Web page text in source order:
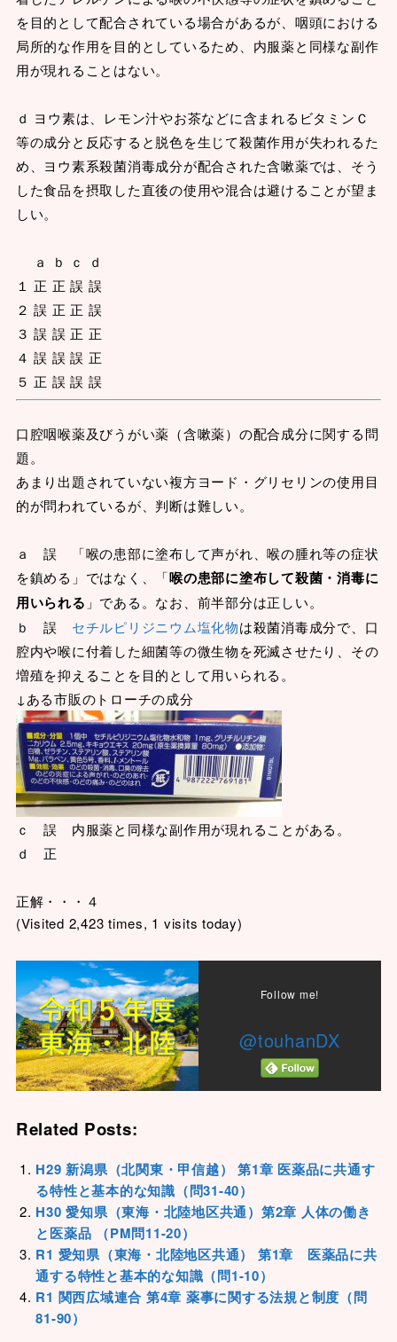
を目的として配合されている場合があるが、咽頭における
局所的な作用を目的としているため、内服薬と同様な副作
用が現れることはない。
ｄ ヨウ素は、レモン汁やお茶などに含まれるビタミンＣ
等の成分と反応すると脱色を生じて殺菌作用が失われるた
め、ヨウ素系殺菌消毒成分が配合された含嗽薬では、そう
した食品を摂取した直後の使用や混合は避けることが望ま
しい。
ａ ｂ ｃ ｄ
１ 正 正 誤 誤
２ 誤 正 正 誤
３ 誤 誤 正 正
４ 誤 誤 誤 正
５ 正 誤 誤 誤
口腔咽喉薬及びうがい薬（含嗽薬）の配合成分に関する問
題。
あまり出題されていない複方ヨード・グリセリンの使用目
的が問われているが、判断は難しい。
ａ 誤 「喉の患部に塗布して声がれ、喉の腫れ等の症状
を鎮める」ではなく、「喉の患部に塗布して殺菌・消毒に
用いられる 」である。なお、前半部分は正しい。
ｂ 誤 セチルピリジニウム塩化物は殺菌消毒成分で、口
腔内や喉に付着した細菌等の微生物を死滅させたり、その
増殖を抑えることを目的として用いられる。
↓ある市販のトローチの成分
ｃ 誤 内服薬と同様な副作用が現れることがある。
ｄ 正
正解・・・４
(Visited 2,423 times, 1 visits today)
Follow me!
@touhanDX
Related Posts:
H29 新潟県（北関東・甲信越） 第1章 医薬品に共通す
る特性と基本的な知識（問31-40）
H30 愛知県（東海・北陸地区共通）第2章 人体の働き
と医薬品 （PM問11-20）
R1 愛知県（東海・北陸地区共通） 第1章 医薬品に共
通する特性と基本的な知識（問1-10）
R1 関西広域連合 第4章 薬事に関する法規と制度（問
81-90）